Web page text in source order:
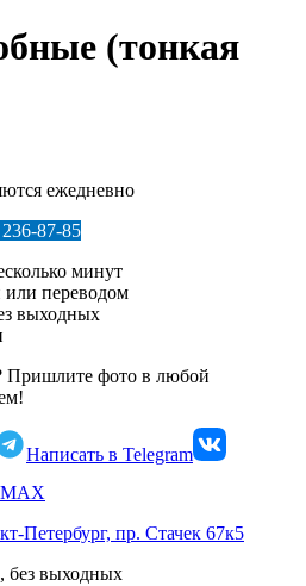
(тонкая
ежедневно
87-85
минут
переводом
выходных
Пришлите фото в любой
Написать в Telegram
MAX
Петербург, пр. Стачек 67к5
без выходных